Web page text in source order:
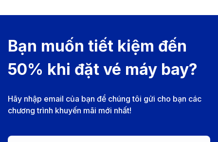
Minh (SGN) đến Nashville (BNA, Mỹ). Mặc dù chưa
có đường bay thẳng, du khách có thể quá cảnh tại
các trung tâm lớn như Tokyo, Manila, Thượng Hải
không phổ biến đang khai thác hành trình này:
United Airlines:
Bạn muốn tiết kiệm đến
50% khi đặt vé máy bay?
Hãy nhập email của bạn để chúng tôi gửi cho bạn các
chương trình khuyến mãi mới nhất!